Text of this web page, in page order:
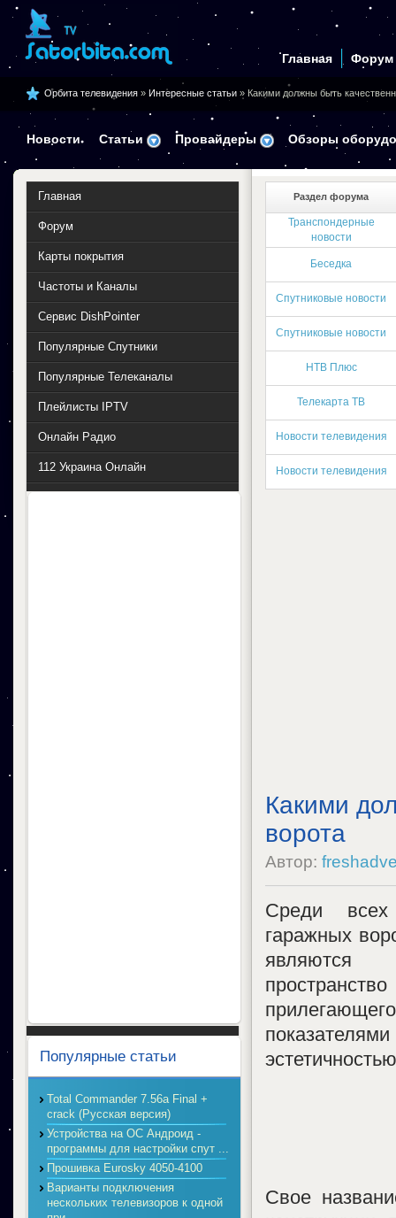
Главная Форум
Орбита телевидения » Интересные статьи » Какими должны быть
Новости Статьи Провайдеры Обзоры
Раздел форума
Транспондерные
новости
Беседка
Спутниковые новости
Спутниковые новости
НТВ Плюс
Телекарта ТВ
Новости телевидения
Новости телевидения
Какими
ворота
Автор:
Среди всех
гаражных
являются
Свое
Главная
Форум
Карты покрытия
Частоты и Каналы
Сервис DishPointer
Популярные Спутники
Популярные Телеканалы
Плейлисты IPTV
Онлайн Радио
112 Украина Онлайн
Популярные статьи
Total Commander 7.56a Final +
crack (Русская версия)
Устройства на ОС Андроид -
программы для настройки спут ...
Прошивка Eurosky 4050-4100
Варианты подключения
нескольких телевизоров к одной